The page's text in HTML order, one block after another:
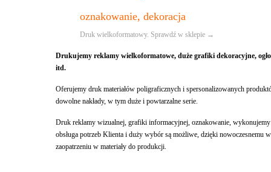
oznakowanie, dekoracja
Druk wielkoformatowy. Sprawdź w sklepie →
Drukujemy reklamy wielkoformatowe, duże grafiki dekoracyjne,
itd.
Oferujemy druk materiałów poligraficznych i spersonalizowanych
dowolne nakłady, w tym duże i powtarzalne serie.
Druk reklamy wizualnej, grafiki informacyjnej, oznakowanie,
obsługa potrzeb Klienta i duży wybór są możliwe, dzięki nowoczesnemu
zaopatrzeniu w materiały do produkcji.